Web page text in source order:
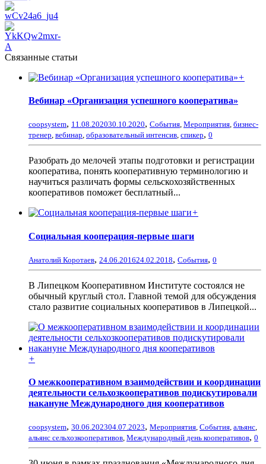
Связанные статьи
+
Вебинар «Организация успешного кооператива»
coopsystem, 11.08.202030.10.2020, События, Мероприятия, бизнес-
тренер, вебинар, образовательный интенсив, спикер, 0
Разобрать до мелочей этапы подготовки и регистрации
кооператива, понять кооперативную терминологию и
научиться различать формы сельскохозяйственных
кооперативов поможет бесплатный...
+
Социальная кооперация-первые шаги
Анатолий Коротаев, 24.06.201624.02.2018, События, 0
В Липецком Кооперативном Институте состоялся не
обычный круглый стол. Главной темой для обсуждения
стало развитие социальных кооперативов в Липецкой...
+
О межкооперативном взаимодействии и координации
деятельности сельхозкооперативов подискутировали
накануне Международного дня кооперативов
coopsystem, 30.06.202304.07.2023, Мероприятия, События, альянс,
альянс сельхозкооперативов, Международный день кооперативов, 0